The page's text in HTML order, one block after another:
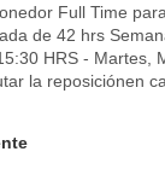
Full Time
de 42 hrs
HRS - Martes,
la reposiciónen